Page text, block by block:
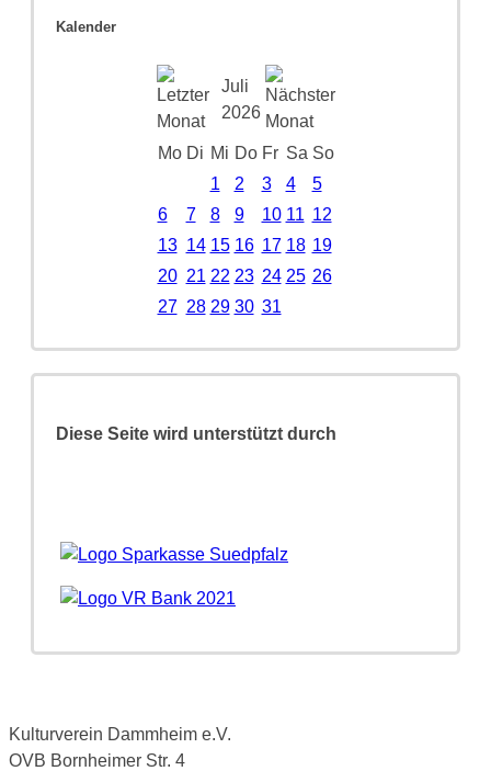
Kalender
Juli
2026
Mo Di Mi Do Fr Sa So
1
2 3 4
5
6
7 8 9 10 11 12
13 14 15 16 17 18 19
20 21 22 23 24 25 26
27 28 29 30 31
Diese Seite wird unterstützt durch
Kulturverein Dammheim e.V.
OVB Bornheimer Str. 4